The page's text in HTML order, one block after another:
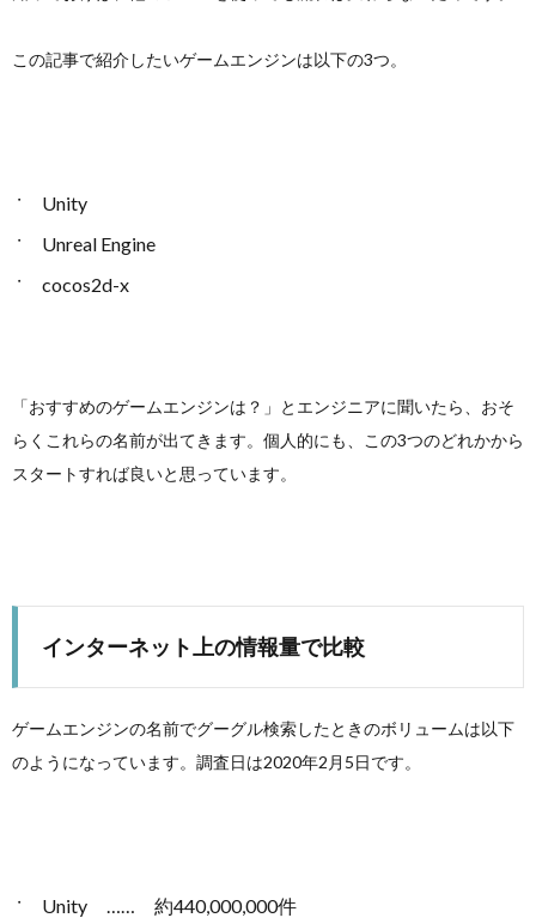
この記事で紹介したいゲームエンジンは以下の3つ。
Unity
Unreal Engine
cocos2d-x
「おすすめのゲームエンジンは？」とエンジニアに聞いたら、おそ
らくこれらの名前が出てきます。個人的にも、この3つのどれかから
スタートすれば良いと思っています。
インターネット上の情報量で比較
ゲームエンジンの名前でグーグル検索したときのボリュームは以下
のようになっています。調査日は2020年2月5日です。
Unity …… 約440,000,000件